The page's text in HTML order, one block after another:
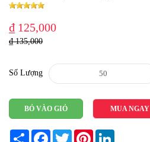
₫ 125,000
₫ 135,000
Số Lượng
BỎ VÀO GIỎ MUA NGAY
Share FacebookTwitterPinterest